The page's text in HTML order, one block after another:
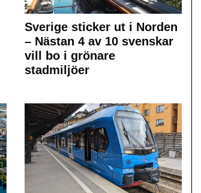
Sverige sticker ut i Norden
– Nästan 4 av 10 svenskar
vill bo i grönare
stadmiljöer